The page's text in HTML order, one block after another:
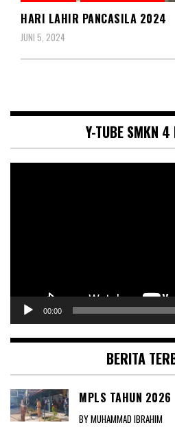
HARI LAHIR PANCASILA 2024
JUNI 5, 2024
Y-TUBE SMKN 4
00:00
BERITA
MPLS TAHUN 2026
BY MUHAMMAD IBRAHIM